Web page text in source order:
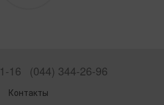
16 (044) 344-26-96
Контакты